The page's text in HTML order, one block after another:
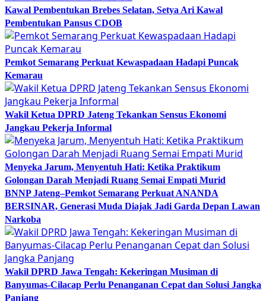
Kawal Pembentukan Brebes Selatan, Setya Ari Kawal
Pembentukan Pansus CDOB
Pemkot Semarang Perkuat Kewaspadaan Hadapi Puncak
Kemarau
Wakil Ketua DPRD Jateng Tekankan Sensus Ekonomi
Jangkau Pekerja Informal
Menyeka Jarum, Menyentuh Hati: Ketika Praktikum
Golongan Darah Menjadi Ruang Semai Empati Murid
BNNP Jateng–Pemkot Semarang Perkuat ANANDA
BERSINAR, Generasi Muda Diajak Jadi Garda Depan Lawan
Narkoba
Wakil DPRD Jawa Tengah: Kekeringan Musiman di
Banyumas-Cilacap Perlu Penanganan Cepat dan Solusi Jangka
Panjang